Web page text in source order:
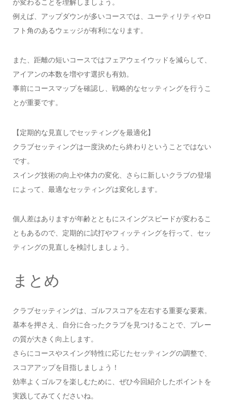
が変わることを理解しましょう。
例えば、アップダウンが多いコースでは、ユーティリティやロ
フト角のあるウェッジが有利になります。
また、距離の短いコースではフェアウェイウッドを減らして、
アイアンの本数を増やす選択も有効。
事前にコースマップを確認し、戦略的なセッティングを行うこ
とが重要です。
【定期的な見直しでセッティングを最適化】
クラブセッティングは一度決めたら終わりということではない
です。
スイング技術の向上や体力の変化、さらに新しいクラブの登場
によって、最適なセッティングは変化します。
個人差はありますが年齢とともにスイングスピードが変わるこ
ともあるので、定期的に試打やフィッティングを行って、セッ
ティングの見直しを検討しましょう。
まとめ
クラブセッティングは、ゴルフスコアを左右する重要な要素。
基本を押さえ、自分に合ったクラブを見つけることで、プレー
の質が大きく向上します。
さらにコースやスイング特性に応じたセッティングの調整で、
スコアアップを目指しましょう！
効率よくゴルフを楽しむために、ぜひ今回紹介したポイントを
実践してみてくださいね。